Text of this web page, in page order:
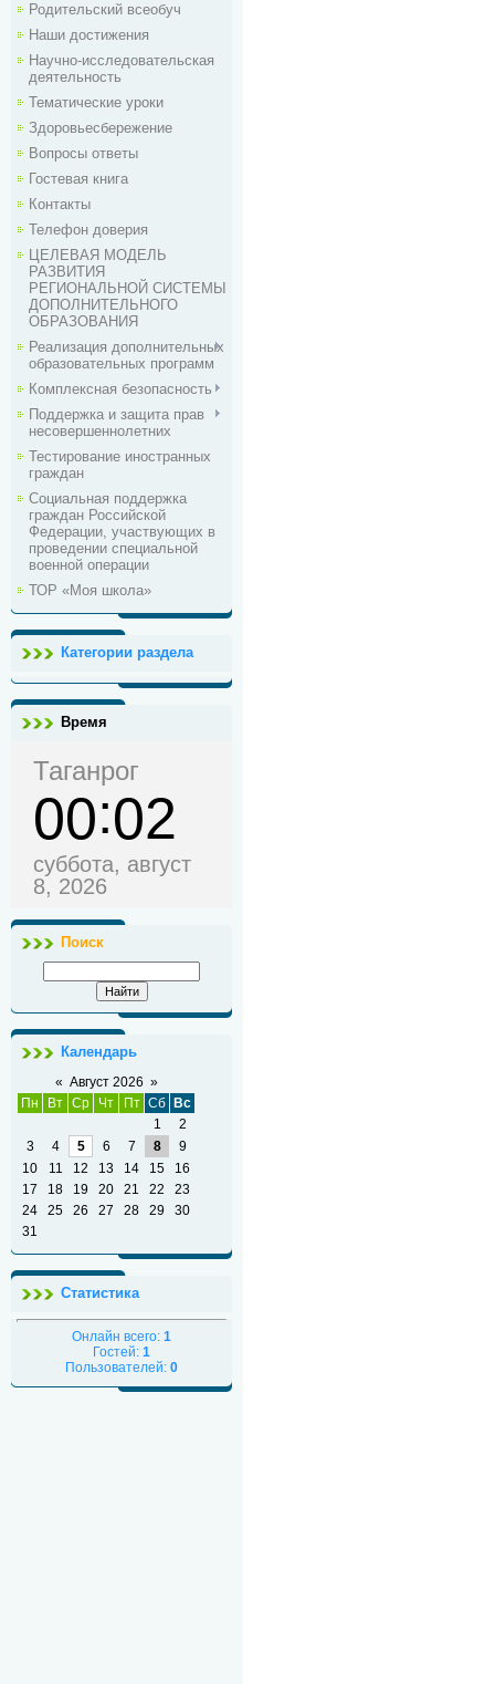
Родительский всеобуч
Наши достижения
Научно-исследовательская
деятельность
Тематические уроки
Здоровьесбережение
Вопросы ответы
Гостевая книга
Контакты
Телефон доверия
ЦЕЛЕВАЯ МОДЕЛЬ
РАЗВИТИЯ
РЕГИОНАЛЬНОЙ СИСТЕМЫ
ДОПОЛНИТЕЛЬНОГО
ОБРАЗОВАНИЯ
Реализация дополнительных
образовательных программ
Комплексная безопасность
Поддержка и защита прав
несовершеннолетних
Тестирование иностранных
граждан
Социальная поддержка
граждан Российской
Федерации, участвующих в
проведении специальной
военной операции
ТОР «Моя школа»
Категории раздела
Время
Таганрог
00 02
суббота, август
8, 2026
Поиск
Календарь
« Август 2026 »
Пн
Вт Ср Чт Пт Сб
Вс
1
2
3
4 5 6 7 8
9
10
11 12 13 14 15
16
17
18 19 20 21 22
23
24
25 26 27 28 29
30
31
Статистика
Онлайн всего: 1
Гостей: 1
Пользователей: 0